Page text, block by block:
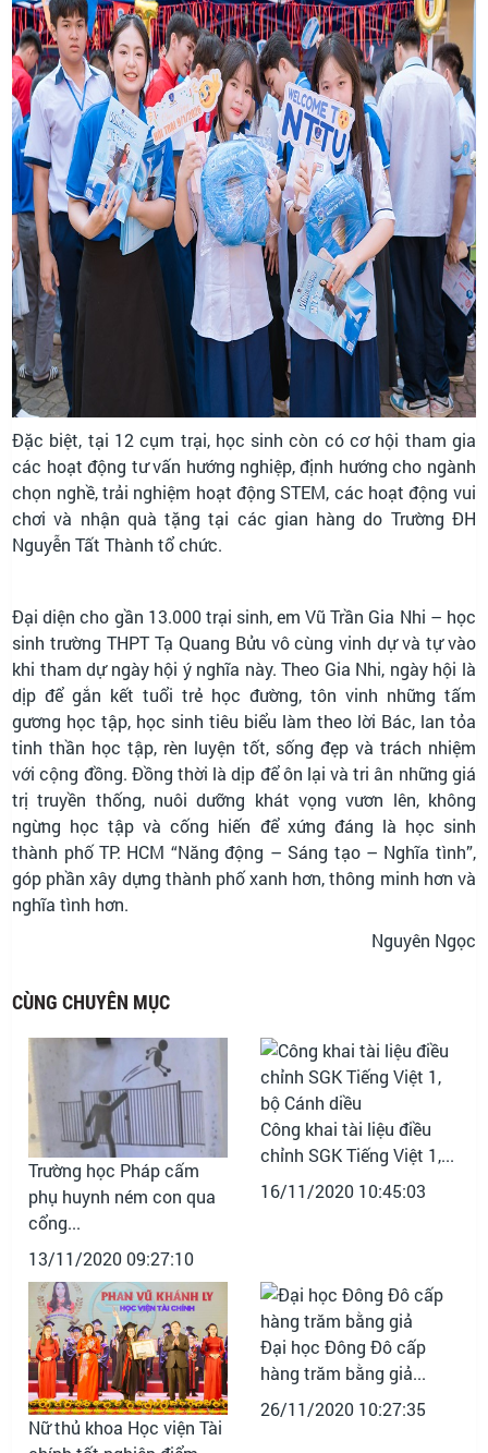
Đặc biệt, tại 12 cụm trại, học sinh còn có cơ hội tham gia
các hoạt động tư vấn hướng nghiệp, định hướng cho ngành
chọn nghề, trải nghiệm hoạt động STEM, các hoạt động vui
chơi và nhận quà tặng tại các gian hàng do Trường ĐH
Nguyễn Tất Thành tổ chức.
Đại diện cho gần 13.000 trại sinh, em Vũ Trần Gia Nhi – học
sinh trường THPT Tạ Quang Bửu vô cùng vinh dự và tự vào
khi tham dự ngày hội ý nghĩa này. Theo Gia Nhi, ngày hội là
dịp để gắn kết tuổi trẻ học đường, tôn vinh những tấm
gương học tập, học sinh tiêu biểu làm theo lời Bác, lan tỏa
tinh thần học tập, rèn luyện tốt, sống đẹp và trách nhiệm
với cộng đồng. Đồng thời là dịp để ôn lại và tri ân những giá
trị truyền thống, nuôi dưỡng khát vọng vươn lên, không
ngừng học tập và cống hiến để xứng đáng là học sinh
thành phố TP. HCM “Năng động – Sáng tạo – Nghĩa tình”,
góp phần xây dựng thành phố xanh hơn, thông minh hơn và
nghĩa tình hơn.
Nguyên Ngọc
CÙNG CHUYÊN MỤC
Trường học Pháp cấm
phụ huynh ném con qua
cổng...
13/11/2020 09:27:10
Công khai tài liệu điều
chỉnh SGK Tiếng Việt 1,...
16/11/2020 10:45:03
Nữ thủ khoa Học viện Tài
Đại học Đông Đô cấp
hàng trăm bằng giả...
26/11/2020 10:27:35